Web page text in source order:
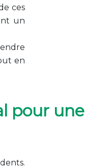
ces
un
en
pour une